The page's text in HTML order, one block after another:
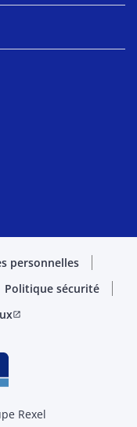
personnelles
Politique sécurité
open_in_new
Rexel